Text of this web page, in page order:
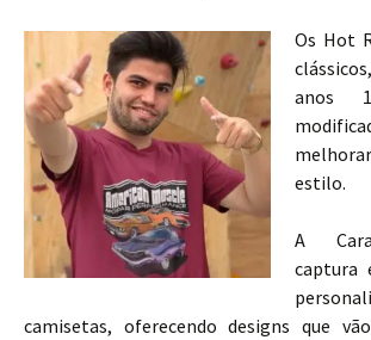
Os Hot
anos
estilo.
A
captura
camisetas, oferecendo designs que